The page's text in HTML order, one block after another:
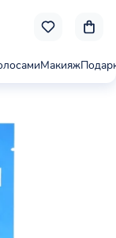
Макияж